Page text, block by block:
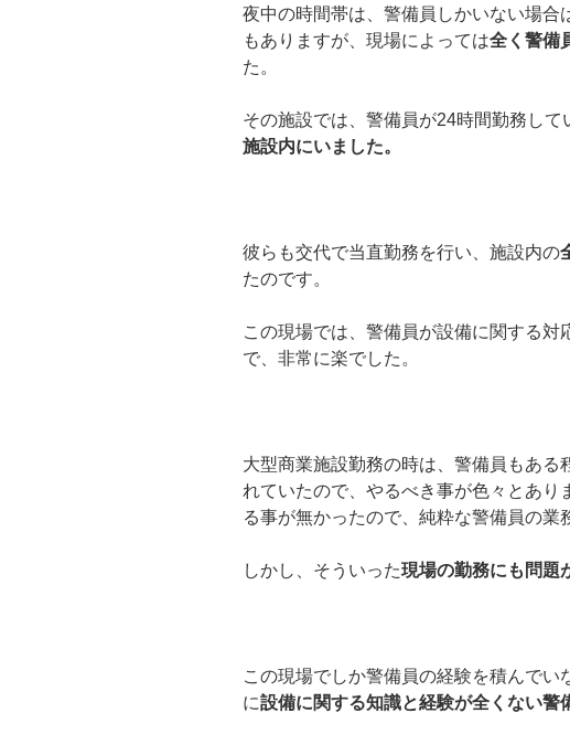
夜中の時間帯は、警備員しかいない場合
もありますが、現場によっては全く警備
た。
その施設では、警備員が24時間勤務して
施設内にいました。
彼らも交代で当直勤務を行い、施設内の
たのです。
この現場では、警備員が設備に関する対
で、非常に楽でした。
大型商業施設勤務の時は、警備員もある
れていたので、やるべき事が色々とあり
る事が無かったので、純粋な警備員の業
しかし、そういった現場の勤務にも問題
この現場でしか警備員の経験を積んでい
に設備に関する知識と経験が全くない警